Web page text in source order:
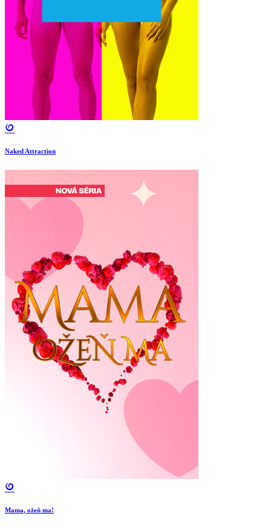
Naked Attraction
Mama, ožeň ma!